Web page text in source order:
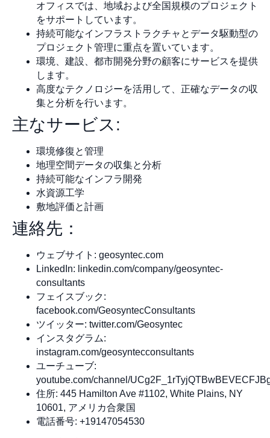
オフィスでは、地域および全国規模のプロジェクト
をサポートしています。
持続可能なインフラストラクチャとデータ駆動型の
プロジェクト管理に重点を置いています。
環境、建設、都市開発分野の顧客にサービスを提供
します。
高度なテクノロジーを活用して、正確なデータの収
集と分析を行います。
主なサービス:
環境修復と管理
地理空間データの収集と分析
持続可能なインフラ開発
水資源工学
敷地評価と計画
連絡先：
ウェブサイト: geosyntec.com
LinkedIn: linkedin.com/company/geosyntec-
consultants
フェイスブック:
facebook.com/GeosyntecConsultants
ツイッター: twitter.com/Geosyntec
インスタグラム:
instagram.com/geosyntecconsultants
ユーチューブ:
youtube.com/channel/
住所: 445 Hamilton Ave #1102, White Plains, NY
10601, アメリカ合衆国
電話番号: +19147054530